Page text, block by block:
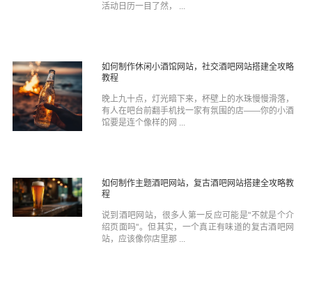
活动日历一目了然， ...
如何制作休闲小酒馆网站，社交酒吧网站搭建全攻略
教程
晚上九十点，灯光暗下来，杯壁上的水珠慢慢滑落，
有人在吧台前翻手机找一家有氛围的店——你的小酒
馆要是连个像样的网 ...
如何制作主题酒吧网站，复古酒吧网站搭建全攻略教
程
说到酒吧网站，很多人第一反应可能是"不就是个介
绍页面吗"。但其实，一个真正有味道的复古酒吧网
站，应该像你店里那 ...